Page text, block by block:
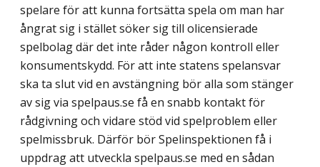
spelare för att kunna fortsätta spela om man har
ångrat sig i stället söker sig till olicensierade
spelbolag där det inte råder någon kontroll eller
konsumentskydd. För att inte statens spelansvar
ska ta slut vid en avstängning bör alla som stänger
av sig via spelpaus.se få en snabb kontakt för
rådgiv­ning och vidare stöd vid spelproblem eller
spelmissbruk. Därför bör Spelinspektionen få i
uppdrag att utveckla spelpaus.se med en sådan